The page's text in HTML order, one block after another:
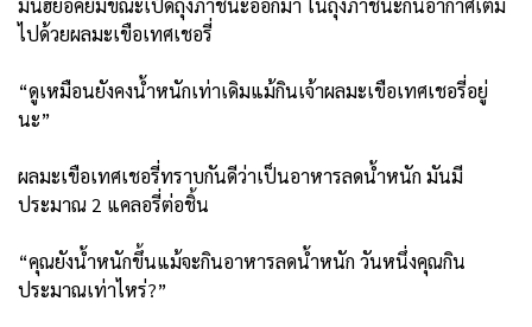
ไปด้วยผลมะเขือเทศเชอรี่
“ดูเหมือนยังคงน้ำหนักเท่าเดิมแม้กินเจ้าผลมะเขือเทศเชอรี่อยู่
นะ”
ผลมะเขือเทศเชอรี่ทราบกันดีว่าเป็นอาหารลดน้ำหนัก มันมี
ประมาณ 2 แคลอรี่ต่อชิ้น
“คุณยังน้ำหนักขึ้นแม้จะกินอาหารลดน้ำหนัก วันหนึ่งคุณกิน
ประมาณเท่าไหร่?”